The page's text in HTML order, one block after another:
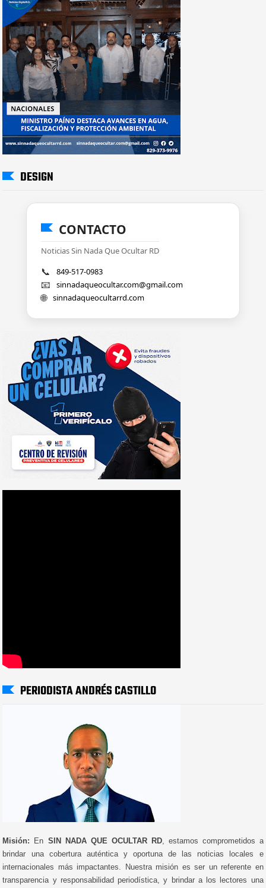
DESIGN
CONTACTO
Noticias Sin Nada Que Ocultar RD
📞 849-517-0983
📧 sinnadaqueocultar.com@gmail.com
🌐 sinnadaqueocultarrd.com
PERIODISTA ANDRÉS CASTILLO
Misión: En SIN NADA QUE OCULTAR RD, estamos comprometidos a
brindar una cobertura auténtica y oportuna de las noticias locales e
internacionales más impactantes. Nuestra misión es ser un referente en
transparencia y responsabilidad periodística, y brindar a los lectores una